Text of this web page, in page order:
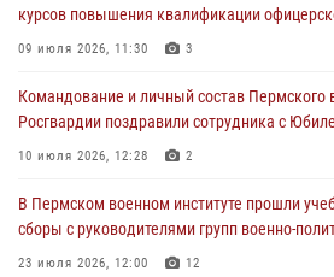
09 июля 2026, 11:30 3
по набору абитуриентов из числа граждан,
проходивших военную службу
08 июля 2026, 09:36 2
Военнослужащие Пермского военного
чемпионате войск национальной гвардии
курсов повышения квалификации
09 июля 2026, 11:30 3
Командование и личный состав Пермского
Росгвардии поздравили сотрудника с
10 июля 2026, 12:28 2
В Пермском военном институте прошли
сборы с руководителями групп военно-
23 июля 2026, 12:00 12